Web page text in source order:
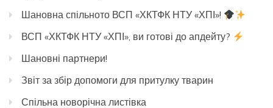
Шановна спільното ВСП «ХКТФК НТУ «ХПІ»!
ВСП «ХКТФК НТУ «ХПІ», ви готові до апдейту?
Шановні партнери!
Звіт за збір допомоги для притулку тварин
Спільна новорічна листівка